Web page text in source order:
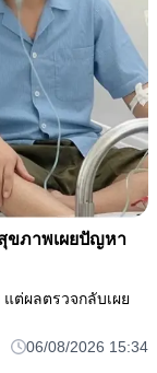
ขภาพเผยปัญหา
ต่ผลตรวจกลับเผย
06/08/2026 15:34